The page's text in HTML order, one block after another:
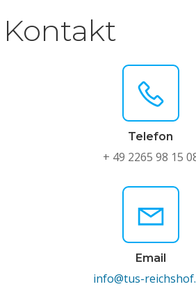
Kontakt
Telefon
+ 49 2265 98 15
Email
info@tus-